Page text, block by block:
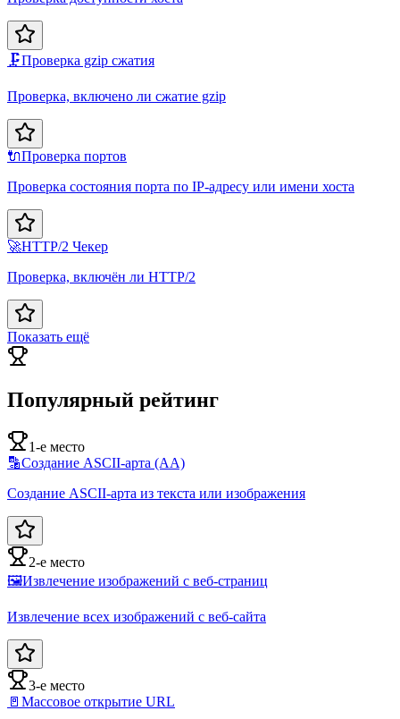
🗜️Проверка gzip сжатия
Проверка, включено ли сжатие gzip
🔌Проверка портов
Проверка состояния порта по IP-адресу или имени хоста
🚀HTTP/2 Чекер
Проверка, включён ли HTTP/2
Показать ещё
Популярный рейтинг
1-е место
🔡Создание ASCII-арта (AA)
Создание ASCII-арта из текста или изображения
2-е место
🖼️Извлечение изображений с веб-страниц
Извлечение всех изображений с веб-сайта
3-е место
🚪 Массовое открытие URL